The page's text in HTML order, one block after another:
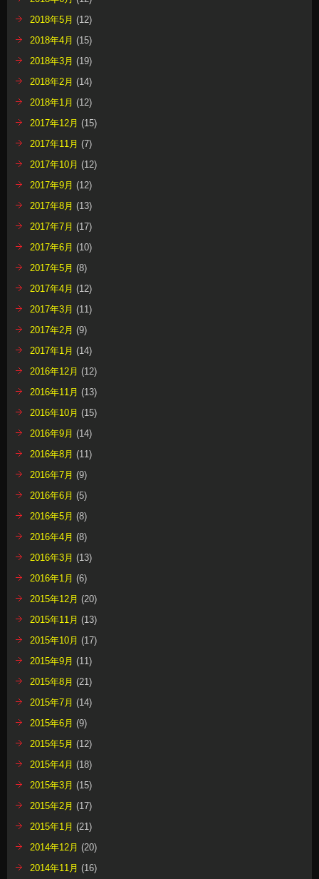
2018年5月 (12)
2018年4月 (15)
2018年3月 (19)
2018年2月 (14)
2018年1月 (12)
2017年12月 (15)
2017年11月 (7)
2017年10月 (12)
2017年9月 (12)
2017年8月 (13)
2017年7月 (17)
2017年6月 (10)
2017年5月 (8)
2017年4月 (12)
2017年3月 (11)
2017年2月 (9)
2017年1月 (14)
2016年12月 (12)
2016年11月 (13)
2016年10月 (15)
2016年9月 (14)
2016年8月 (11)
2016年7月 (9)
2016年6月 (5)
2016年5月 (8)
2016年4月 (8)
2016年3月 (13)
2016年1月 (6)
2015年12月 (20)
2015年11月 (13)
2015年10月 (17)
2015年9月 (11)
2015年8月 (21)
2015年7月 (14)
2015年6月 (9)
2015年5月 (12)
2015年4月 (18)
2015年3月 (15)
2015年2月 (17)
2015年1月 (21)
2014年12月 (20)
2014年11月 (16)